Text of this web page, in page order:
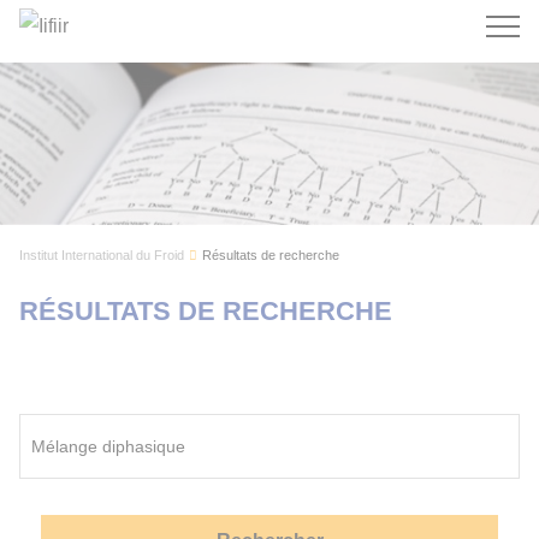
Institut International du Froid Résultats de recherche
RÉSULTATS DE RECHERCHE